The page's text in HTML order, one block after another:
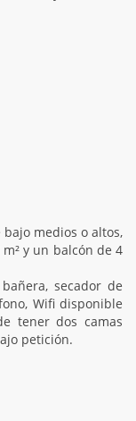
medios o altos,
y un balcón de 4
secador de
Wifi disponible
tener dos camas
petición.